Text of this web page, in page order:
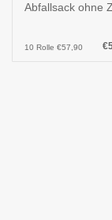
Abfallsack ohne
10 Rolle €57,90